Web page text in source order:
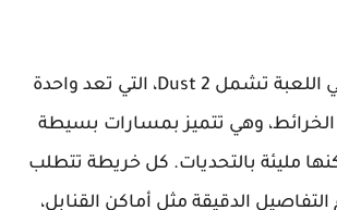
أشهر الخرائط في اللعبة تشمل Dust 2، التي تعد واحدة
وهي تتميز بمسارات بسيطة
مليئة بالتحديات. كل خريطة تتطلب
الدقيقة مثل أماكن القنابل،